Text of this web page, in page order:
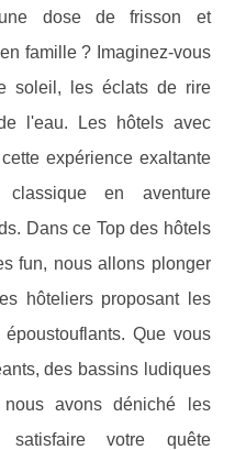
dose de frisson et
famille ? Imaginez-vous
soleil, les éclats de rire
l'eau. Les hôtels avec
expérience exaltante
en aventure
Dans ce Top des hôtels
fun, nous allons plonger
hôteliers proposant les
Que vous
des bassins ludiques
avons déniché les
satisfaire votre quête